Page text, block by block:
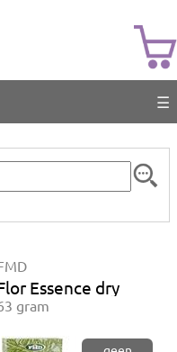
☰
Essence dry
gram